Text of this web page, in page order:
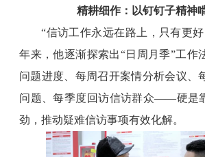
精耕细作：以钉钉子精神
“信访工作永远在路上，只有更
年来，他逐渐探索出“日周月季”工作
问题进度、每周召开案情分析会议、
问题、每季度回访信访群众——硬是
劲，推动疑难信访事项有效化解。